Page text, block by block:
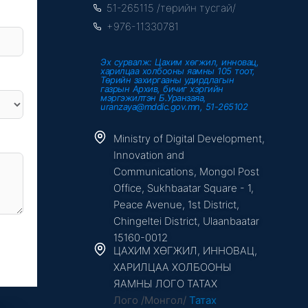
51-265115 /төрийн тусгай/
+976-11330781
Эх сурвалж: Цахим хөгжил, инновац,
харилцаа холбооны яамны 105 тоот,
Төрийн захиргааны удирдлагын
газрын Архив, бичиг хэргийн
мэргэжилтэн Б.Уранзаяа,
uranzaya@mddic.gov.mn, 51-265102
Ministry of Digital Development,
Innovation and
Communications, Mongol Post
Office, Sukhbaatar Square - 1,
Peace Avenue, 1st District,
Chingeltei District, Ulaanbaatar
15160-0012
ЦАХИМ ХӨГЖИЛ, ИННОВАЦ,
ХАРИЛЦАА ХОЛБООНЫ
ЯАМНЫ ЛОГО ТАТАХ
Лого /Монгол/Татах